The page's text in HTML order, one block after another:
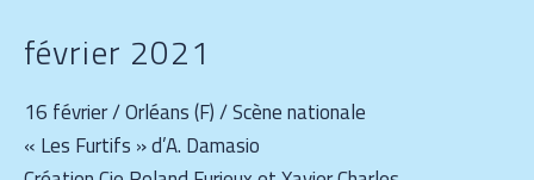
février 2021
16 février / Orléans (F) / Scène nationale
« Les Furtifs » d’A. Damasio